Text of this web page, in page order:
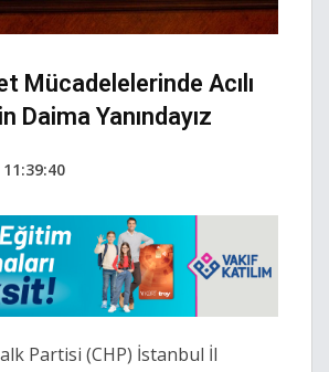
Mücadelelerinde Acılı
Daima Yanındayız
Partisi (CHP) İstanbul İl